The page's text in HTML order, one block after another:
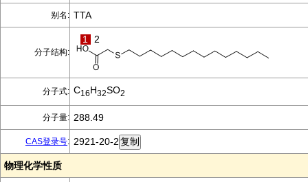
别名: TTA
分子结构:
1 2
分子式: C16H32SO2
分子量: 288.49
CAS登录号: 2921-20-2
物理化学性质